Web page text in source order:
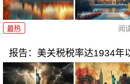
最热 阅
报告：美关税税率达1934年